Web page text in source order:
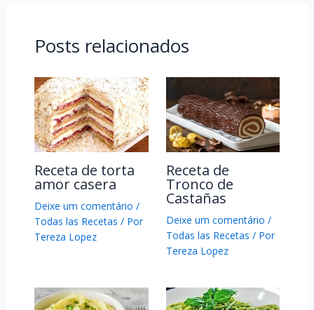
Posts relacionados
Receta de torta
amor casera
Deixe um comentário /
Todas las Recetas / Por
Tereza Lopez
Receta de
Tronco de
Castañas
Deixe um comentário /
Todas las Recetas / Por
Tereza Lopez